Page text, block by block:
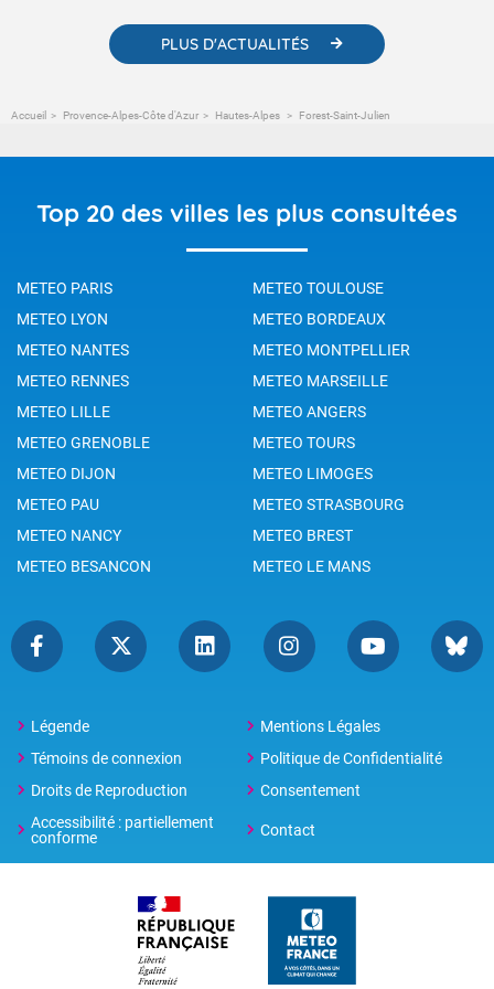
PLUS D'ACTUALITÉS
Accueil Provence-Alpes-Côte d'Azur Hautes-Alpes Forest-Saint-Julien
Top 20 des villes les plus consultées
METEO PARIS
METEO TOULOUSE
METEO LYON
METEO BORDEAUX
METEO NANTES
METEO MONTPELLIER
METEO RENNES
METEO MARSEILLE
METEO LILLE
METEO ANGERS
METEO GRENOBLE
METEO TOURS
METEO DIJON
METEO LIMOGES
METEO PAU
METEO STRASBOURG
METEO NANCY
METEO BREST
METEO BESANCON
METEO LE MANS
Légende
Mentions Légales
Témoins de connexion
Politique de Confidentialité
Droits de Reproduction
Consentement
Accessibilité : partiellement
conforme
Contact